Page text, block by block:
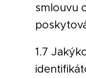
smlouvu
1.7